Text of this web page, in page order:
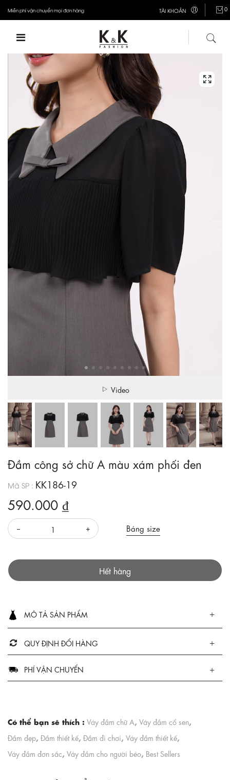
Miễn phí vận chuyển mọi đơn hàng TÀI KHOẢN 0
Video
Đầm công sở chữ A màu xám phối đen
Mã SP : KK186-19
590.000 ₫
Bảng size
Hết hàng
MÔ TẢ SẢN PHẨM
QUY ĐỊNH ĐỔI HÀNG
PHÍ VẬN CHUYỂN
Có thể bạn sẽ thích : Váy đầm chữ A, Váy đầm cổ sen,
Đầm đẹp, Đầm thiết kế, Đầm đi chơi, Váy đầm thiết kế,
Váy đầm đơn sắc, Váy đầm cho người béo, Best Sellers